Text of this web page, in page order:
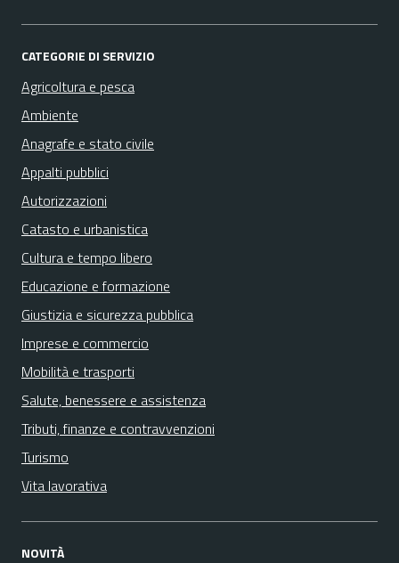
CATEGORIE DI SERVIZIO
Agricoltura e pesca
Ambiente
Anagrafe e stato civile
Appalti pubblici
Autorizzazioni
Catasto e urbanistica
Cultura e tempo libero
Educazione e formazione
Giustizia e sicurezza pubblica
Imprese e commercio
Mobilità e trasporti
Salute, benessere e assistenza
Tributi, finanze e contravvenzioni
Turismo
Vita lavorativa
NOVITÀ